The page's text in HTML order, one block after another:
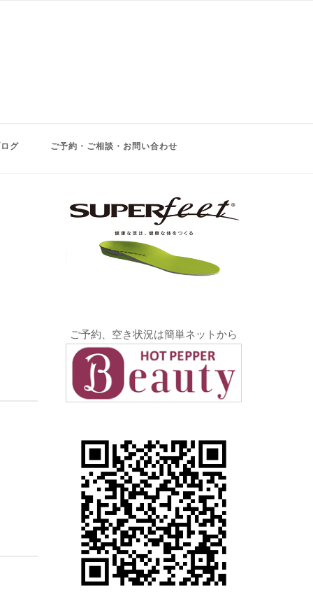
グ ご予約・ご相談・お問い合わせ
ご予約、空き状況は簡単ネットから